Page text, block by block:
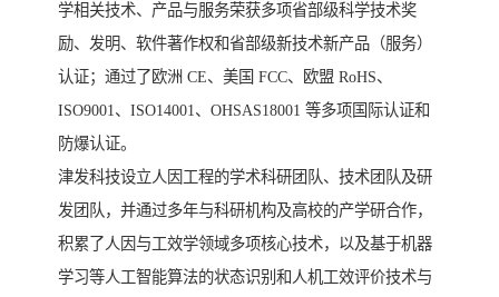
学相关技术、产品与服务荣获多项省部级科学技术奖
励、发明、软件著作权和省部级新技术新产品（服务）
认证；通过了欧洲 CE、美国 FCC、欧盟 RoHS、
ISO9001、ISO14001、OHSAS18001 等多项国际认证和
防爆认证。
津发科技设立人因工程的学术科研团队、技术团队及研
发团队，并通过多年与科研机构及高校的产学研合作，
积累了人因与工效学领域多项核心技术，以及基于机器
学习等人工智能算法的状态识别和人机工效评价技术与